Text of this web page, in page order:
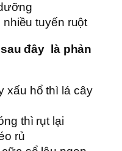
tuyến ruột
đây là phản
xấu hổ thì lá cây
thì rụt lại
rủ